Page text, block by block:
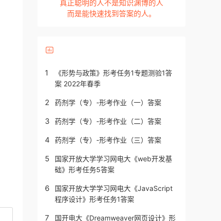
真正聪明的人不是知识渊博的人
而是能快速找到答案的人。
1
《形势与政策》形考任务1专题测验1答
案 2022年春季
2 药剂学（专）-形考作业（一）答案
3 药剂学（专）-形考作业（二）答案
4 药剂学（专）-形考作业（三）答案
5
国家开放大学学习网电大《web开发基
础》形考任务5答案
6
国家开放大学学习网电大《JavaScript
程序设计》形考任务1答案
7 国开电大《Dreamweaver网页设计》形